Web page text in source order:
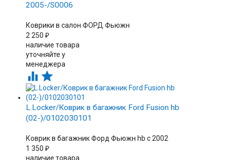
2005-/S0006
Коврики в салон ФОРД Фьюжн
2 250 ₽
наличие товара
уточняйте у
менеджера
 
L.Locker/Коврик в багажник Ford Fusion hb
(02-)/0102030101
Коврик в багажник Форд Фьюжн hb c 2002
1 350 ₽
наличие товара